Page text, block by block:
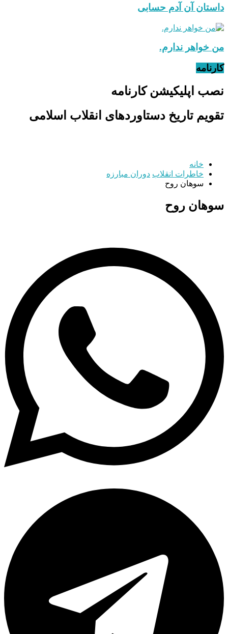
داستان آن آدم حسابی
من خواهر ندارم.
کارنامه
نصب اپلیکیشن کارنامه
تقویم تاریخ دستاوردهای انقلاب اسلامی
خانه
خاطرات انقلاب دوران مبارزه
سوهان روح
سوهان روح